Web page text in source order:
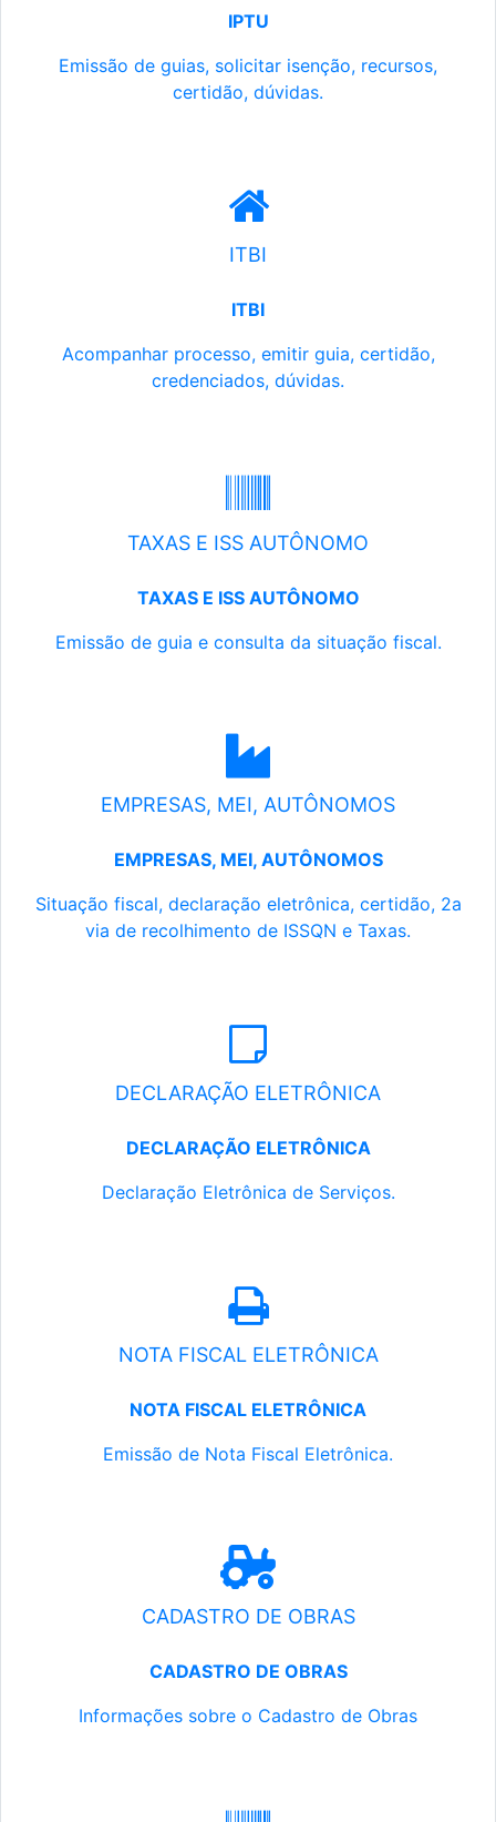
IPTU
Emissão de guias, solicitar isenção, recursos,
certidão, dúvidas.
ITBI
ITBI
Acompanhar processo, emitir guia, certidão,
credenciados, dúvidas.
TAXAS E ISS AUTÔNOMO
TAXAS E ISS AUTÔNOMO
Emissão de guia e consulta da situação fiscal.
EMPRESAS, MEI, AUTÔNOMOS
EMPRESAS, MEI, AUTÔNOMOS
Situação fiscal, declaração eletrônica, certidão, 2a
via de recolhimento de ISSQN e Taxas.
DECLARAÇÃO ELETRÔNICA
DECLARAÇÃO ELETRÔNICA
Declaração Eletrônica de Serviços.
NOTA FISCAL ELETRÔNICA
NOTA FISCAL ELETRÔNICA
Emissão de Nota Fiscal Eletrônica.
CADASTRO DE OBRAS
CADASTRO DE OBRAS
Informações sobre o Cadastro de Obras